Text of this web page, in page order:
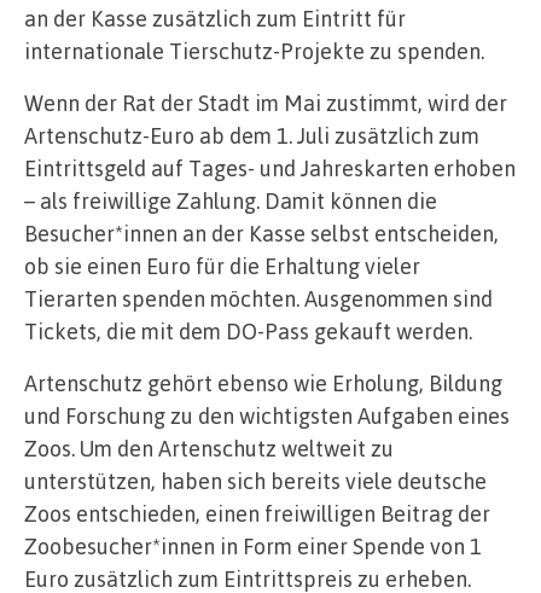
an der Kasse zusätzlich zum Eintritt für
internationale Tierschutz-Projekte zu spenden.
Wenn der Rat der Stadt im Mai zustimmt, wird der
Artenschutz-Euro ab dem 1. Juli zusätzlich zum
Eintrittsgeld auf Tages- und Jahreskarten erhoben
– als freiwillige Zahlung. Damit können die
Besucher*innen an der Kasse selbst entscheiden,
ob sie einen Euro für die Erhaltung vieler
Tierarten spenden möchten. Ausgenommen sind
Tickets, die mit dem DO-Pass gekauft werden.
Artenschutz gehört ebenso wie Erholung, Bildung
und Forschung zu den wichtigsten Aufgaben eines
Zoos. Um den Artenschutz weltweit zu
unterstützen, haben sich bereits viele deutsche
Zoos entschieden, einen freiwilligen Beitrag der
Zoobesucher*innen in Form einer Spende von 1
Euro zusätzlich zum Eintrittspreis zu erheben.